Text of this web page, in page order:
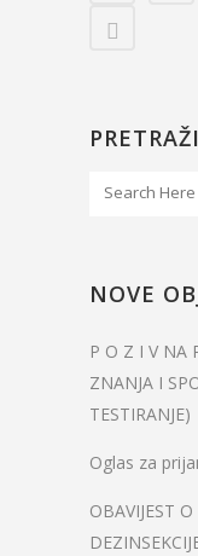
PRETRAŽI
NOVE
P O Z I V NA
ZNANJA I
TESTIRANJE)
Oglas za
OBAVIJEST